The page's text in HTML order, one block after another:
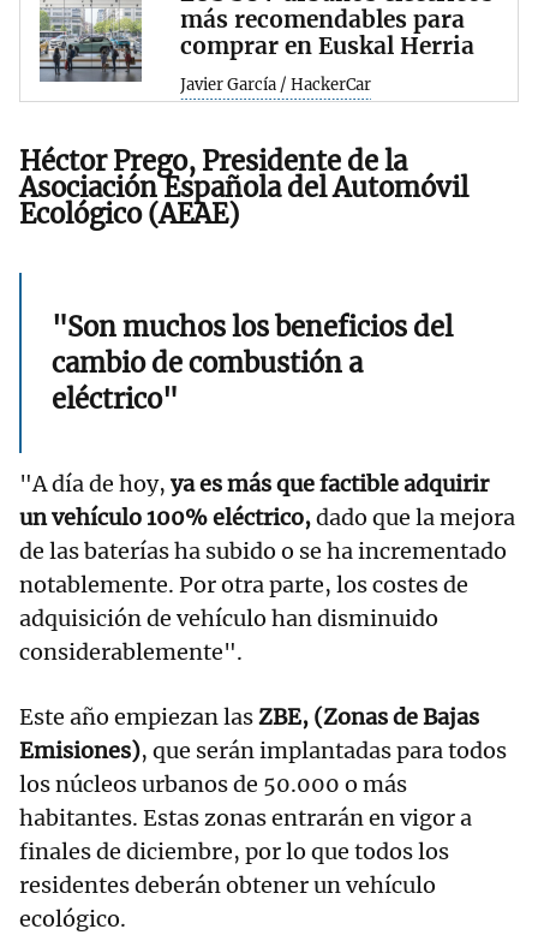
más recomendables para
comprar en Euskal Herria
Javier García / HackerCar
Héctor Prego, Presidente de la
Asociación Española del Automóvil
Ecológico (AEAE)
"Son muchos los beneficios del
cambio de combustión a
eléctrico"
"A día de hoy, ya es más que factible adquirir
un vehículo 100% eléctrico,dado que la mejora
de las baterías ha subido o se ha incrementado
notablemente. Por otra parte, los costes de
adquisición de vehículo han disminuido
considerablemente".
Este año empiezan lasZBE, (Zonas de Bajas
Emisiones), que serán implantadas para todos
los núcleos urbanos de 50.000 o más
habitantes. Estas zonas entrarán en vigor a
finales de diciembre, por lo que todos los
residentes deberán obtener un vehículo
ecológico.